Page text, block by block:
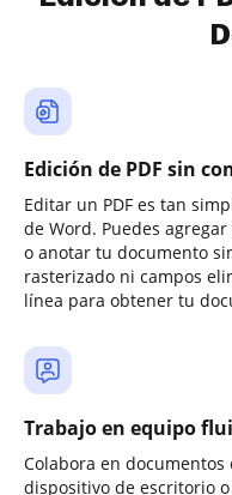
Edición de PDF sin
Editar un PDF es tan
de Word. Puedes
o anotar tu documento
rasterizado ni campos
línea para obtener tu
Trabajo en equipo
Colabora en
dispositivo de escritorio